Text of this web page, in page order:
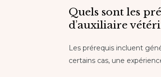
Quels sont les
d’auxiliaire
Les prérequis incluent
certains cas, une